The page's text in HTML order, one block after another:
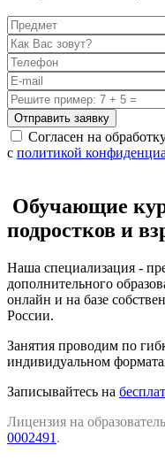
Отправить заявку
Согласен на
с политикой
Обучающие
подростков и
Наша специализация -
дополнительного
онлайн и на базе
России.
Занятия проводим по
индивидуальном
Записывайтесь на
Лицензия на
0002491 .